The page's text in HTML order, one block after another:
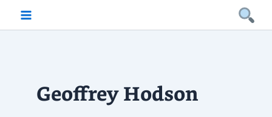
Geoffrey Hodson